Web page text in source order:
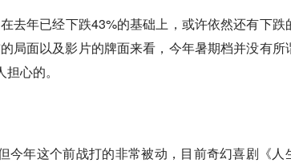
去年已经下跌43%的基础上，或许依然还有下跌
局面以及影片的牌面来看，今年暑期档并没有所
心的。
今年这个前战打的非常被动，目前奇幻喜剧《人